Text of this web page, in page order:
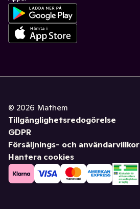
© 2026 Mathem
Tillgänglighetsredogörelse
GDPR
Försäljnings- och användarvillkor
Hantera cookies